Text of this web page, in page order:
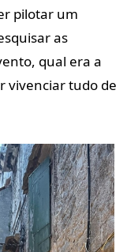
pilotar um
as
qual era a
vivenciar tudo de